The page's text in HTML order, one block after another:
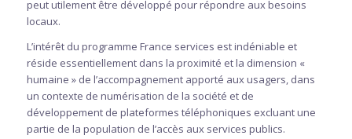
peut utilement être développé pour répondre aux besoins
locaux.
L’intérêt du programme France services est indéniable et
réside essentiellement dans la proximité et la dimension «
humaine » de l’accompagnement apporté aux usagers, dans
un contexte de numérisation de la société et de
développement de plateformes téléphoniques excluant une
partie de la population de l’accès aux services publics.